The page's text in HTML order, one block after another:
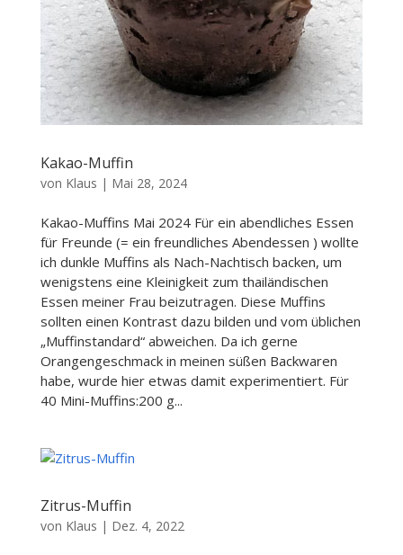
Kakao-Muffin
von Klaus | Mai 28, 2024
Kakao-Muffins Mai 2024 Für ein abendliches Essen
für Freunde (= ein freundliches Abendessen ) wollte
ich dunkle Muffins als Nach-Nachtisch backen, um
wenigstens eine Kleinigkeit zum thailändischen
Essen meiner Frau beizutragen. Diese Muffins
sollten einen Kontrast dazu bilden und vom üblichen
„Muffinstandard“ abweichen. Da ich gerne
Orangengeschmack in meinen süßen Backwaren
habe, wurde hier etwas damit experimentiert. Für
40 Mini-Muffins:200 g...
Zitrus-Muffin
von Klaus | Dez. 4, 2022